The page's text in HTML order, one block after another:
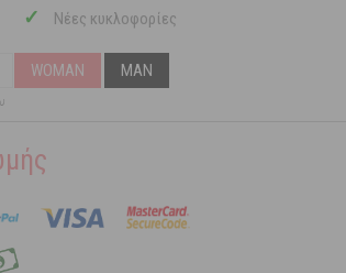
✓ Νέες κυκλοφορίες
WOMAN MAN